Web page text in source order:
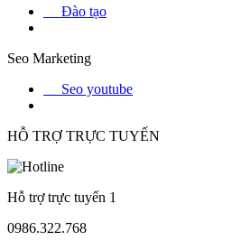
Đào tạo
Seo Marketing
Seo youtube
HỖ TRỢ TRỰC TUYẾN
Hỗ trợ trực tuyến 1
0986.322.768